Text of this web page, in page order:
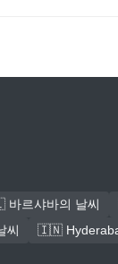
르샤바의 날씨
씨
🇮🇳